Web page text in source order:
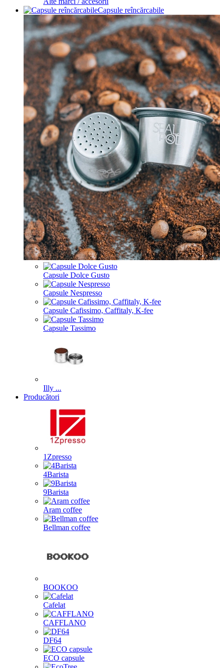
Capsule reîncărcabile
Capsule Dolce Gusto
Capsule Nespresso
Capsule Cafissimo, Caffitaly, K-fee
Capsule Tassimo
Illy ...
Producători
1Zpresso
4Barista
9Barista
Aram coffee
Bellman coffee
BOOKOO
Cafelat
CAFFLANO
DF64
ECO capsule